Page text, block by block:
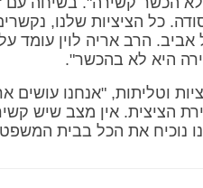
כל הציציות שלנו,
אביב. הרב אריה לוין עומד
היא לא בהכשר".
וטליתות, "אנחנו עושים
הציצית. אין מצב שיש
נוכיח את הכל בבית